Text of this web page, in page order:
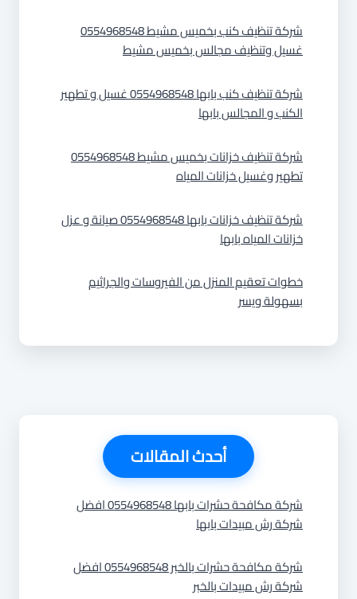
شركة تنظيف كنب بخميس مشيط 0554968548
غسيل وتنظيف مجالس بخميس مشيط
شركة تنظيف كنب بابها 0554968548 غسيل و تطهير
الكنب و المجالس بابها
شركة تنظيف خزانات بخميس مشيط 0554968548
تطهير وغسيل خزانات المياه
شركة تنظيف خزانات بابها 0554968548 صيانة و عزل
خزانات المياه بابها
خطوات تعقيم المنزل من الفيروسات والجراثيم
بسهولة ويسر
أحدث المقالات
شركة مكافحة حشرات بابها 0554968548 افضل
شركة رش مبيدات بابها
شركة مكافحة حشرات بالخبر 0554968548 افضل
شركة رش مبيدات بالخبر